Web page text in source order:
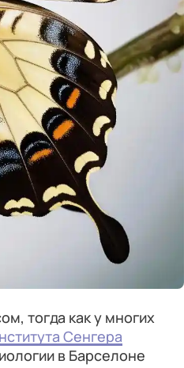
тогда как у многих
Сенгера
в Барселоне